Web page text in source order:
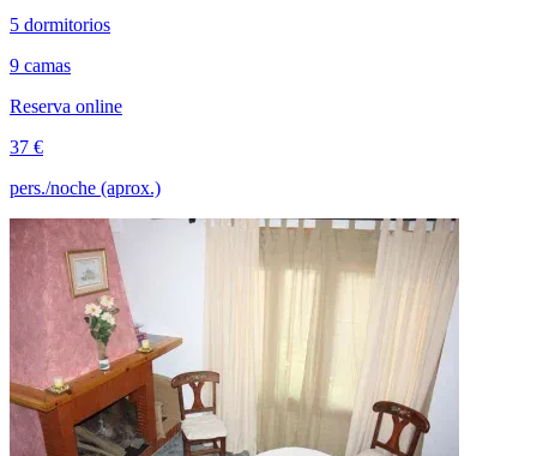
5 dormitorios
9 camas
Reserva online
37 €
pers./noche (aprox.)